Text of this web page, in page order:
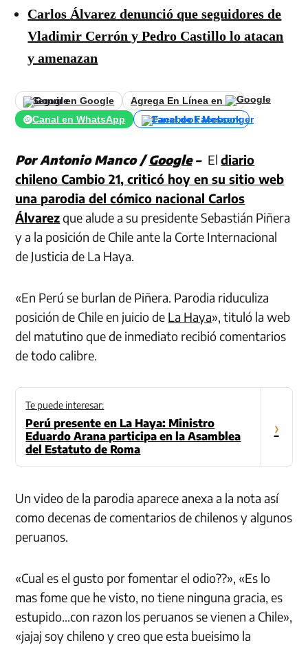
Carlos Álvarez denunció que seguidores de
Vladimir Cerrón y Pedro Castillo lo atacan
y amenazan
Seguir en Google
Agrega En Línea en
Canal en WhatsApp
Canal de Facebook
Por Antonio Manco /Google– Eldiario
chileno Cambio 21, criticó hoy en su sitio web
una parodia del cómico nacional Carlos
Álvarezque alude a su presidente Sebastián Piñera
y a la posición de Chile ante la Corte Internacional
de Justicia de La Haya.
«En Perú se burlan de Piñera. Parodia riduculiza
posición de Chile en juicio de La Haya», tituló la web
del matutino que de inmediato recibió comentarios
de todo calibre.
Te puede interesar:
Perú presente en La Haya: Ministro
Eduardo Arana participa en la Asamblea
del Estatuto de Roma
›
Un video de la parodia aparece anexa a la nota así
como decenas de comentarios de chilenos y algunos
peruanos.
«Cual es el gusto por fomentar el odio??», «Es lo
mas fome que he visto, no tiene ninguna gracia, es
estupido…con razon los peruanos se vienen a Chile»,
«jajaj soy chileno y creo que esta bueisimo la